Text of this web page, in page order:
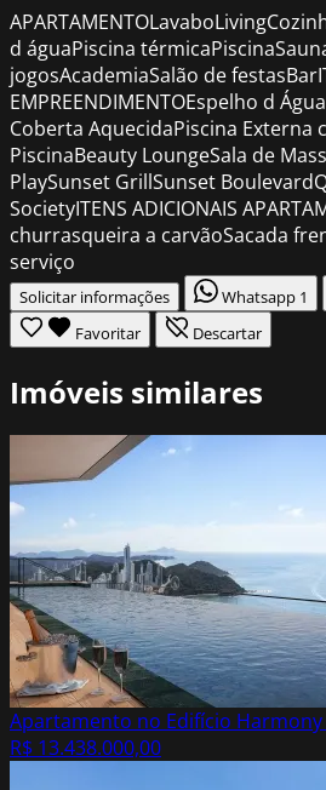
d águaPiscina
jogosAcademiaSalão de
EMPREENDIMENTOEspelho d
Coberta AquecidaPiscina Externa
PiscinaBeauty LoungeSala de
PlaySunset GrillSunset
SocietyITENS ADICIONAIS
churrasqueira a carvãoSacada
serviço
Solicitar informações Whatsapp 1
Favoritar
Descartar
Imóveis similares
Apartamento no Edifício
R$ 13.438.000,00